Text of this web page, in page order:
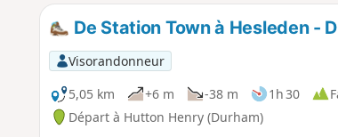
De Station Town à Hesleden -
Visorandonneur
5,05 km
+6 m -38 m 1h 30
Départ à Hutton Henry (Durham)